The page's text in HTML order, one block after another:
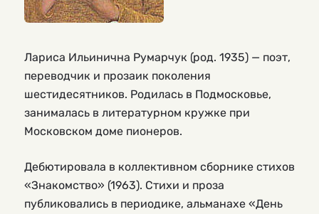
Лариса Ильинична Румарчук (род. 1935) — поэт,
переводчик и прозаик поколения
шестидесятников. Родилась в Подмосковье,
занималась в литературном кружке при
Московском доме пионеров.
Дебютировала в коллективном сборнике стихов
«Знакомство» (1963). Стихи и проза
публиковались в периодике, альманахе «День